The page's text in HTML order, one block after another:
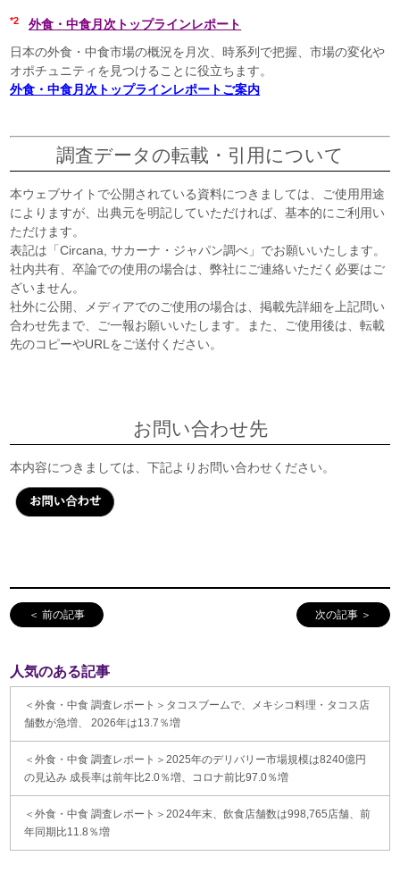
*2
外食・中食月次トップラインレポート
日本の外食・中食市場の概況を月次、時系列で把握、市場の変化や
オポチュニティを見つけることに役立ちます。
外食・中食月次トップラインレポートご案内
調査データの転載・引用について
本ウェブサイトで公開されている資料につきましては、ご使用用途
によりますが、出典元を明記していただければ、基本的にご利用い
ただけます。
表記は「Circana, サカーナ・ジャパン調べ」でお願いいたします。
社内共有、卒論での使用の場合は、弊社にご連絡いただく必要はご
ざいません。
社外に公開、メディアでのご使用の場合は、掲載先詳細を上記問い
合わせ先まで、ご一報お願いいたします。また、ご使用後は、転載
先のコピーやURLをご送付ください。
お問い合わせ先
本内容につきましては、下記よりお問い合わせください。
＜ 前の記事 次の記事 ＞
人気のある記事
＜外食・中食 調査レポート＞タコスブームで、メキシコ料理・タコス店
舗数が急増、 2026年は13.7％増
＜外食・中食 調査レポート＞2025年のデリバリー市場規模は8240億円
の見込み 成長率は前年比2.0％増、コロナ前比97.0％増
＜外食・中食 調査レポート＞2024年末、飲食店舗数は998,765店舗、前
年同期比11.8％増